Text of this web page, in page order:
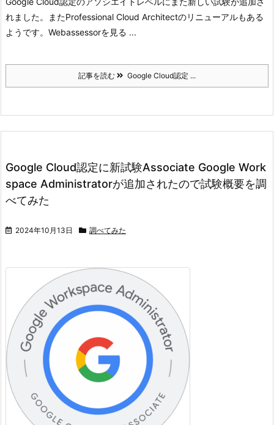
れました。
またProfessional Cloud Architectのリニューアルもある
ようです。 Webassessorを見る ...
記事を読む Google Cloud認定 ...
Google Cloud認定に新試験Associate Google Work
space Administratorが追加されたので試験概要を調
べてみた
2024年10月13日 調べてみた